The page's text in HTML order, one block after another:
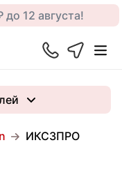
12 августа!
ИКС3ПРО